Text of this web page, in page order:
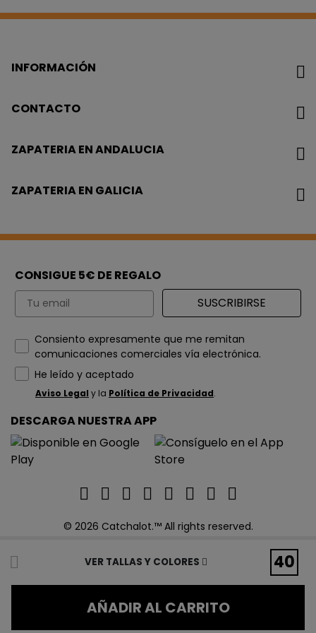
VER TALLAS Y COLORES 40
AÑADIR AL CARRITO
INFORMACIÓN
CONTACTO
ZAPATERIA EN ANDALUCIA
ZAPATERIA EN GALICIA
CONSIGUE 5€ DE REGALO
Email SUSCRIBIRSE
How would you like to hear from us?
Consiento expresamente que me remitan
comunicaciones comerciales vía electrónica.
He leído y aceptado
Aviso Legal y la Política de Privacidad.
DESCARGA NUESTRA APP
© 2026 Catchalot.™ All rights reserved.